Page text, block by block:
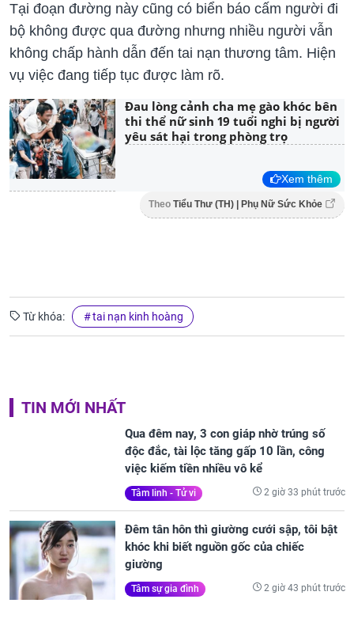
Tại đoạn đường này cũng có biển báo cấm người đi
bộ không được qua đường nhưng nhiều người vẫn
không chấp hành dẫn đến tai nạn thương tâm. Hiện
vụ việc đang tiếp tục được làm rõ.
Đau lòng cảnh cha mẹ gào khóc bên
thi thể nữ sinh 19 tuổi nghi bị người
yêu sát hại trong phòng trọ
Xem thêm
Theo Tiểu Thư (TH) | Phụ Nữ Sức Khỏe
Từ khóa: tai nạn kinh hoàng
TIN MỚI NHẤT
Qua đêm nay, 3 con giáp nhờ trúng số
độc đắc, tài lộc tăng gấp 10 lần, công
việc kiếm tiền nhiều vô kể
Tâm linh - Tử vi 2 giờ 33 phút trước
Đêm tân hôn thì giường cưới sập, tôi bật
khóc khi biết nguồn gốc của chiếc
giường
Tâm sự gia đình 2 giờ 43 phút trước